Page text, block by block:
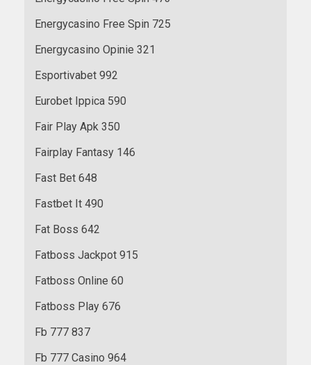
Energycasino Free Spin 725
Energycasino Opinie 321
Esportivabet 992
Eurobet Ippica 590
Fair Play Apk 350
Fairplay Fantasy 146
Fast Bet 648
Fastbet It 490
Fat Boss 642
Fatboss Jackpot 915
Fatboss Online 60
Fatboss Play 676
Fb 777 837
Fb 777 Casino 964